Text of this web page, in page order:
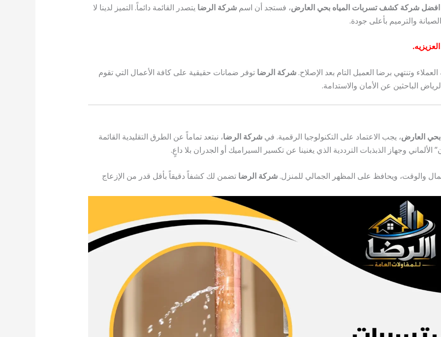
شركة كشف تسربات المياه بحي العارض، فستجد أن اسم شركة الرضا يتصدر القائمة دائماً. التميز لدينا لا
والترميم بأعلى جودة.
وتنتهي برضا العميل التام بعد الإصلاح.شركة الرضا توفر ضمانات حقيقية على كافة الأعمال التي تقوم
الباحثين عن الأمان والاستدامة.
العارض، يجب الاعتماد على التكنولوجيا الرقمية. في شركة الرضا، نبتعد تماماً عن الطرق التقليدية القائمة
وجهاز الذبذبات الترددية الذي يغنينا عن تكسير السيراميك أو الجدران بلا داعٍ.
والوقت، ويحافظ على المظهر الجمالي للمنزل.شركة الرضا تضمن لك كشفاً دقيقاً بأقل قدر من الإزعاج